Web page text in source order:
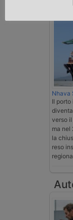
Nhava
Il porto
verso il
ma nel
la
reso